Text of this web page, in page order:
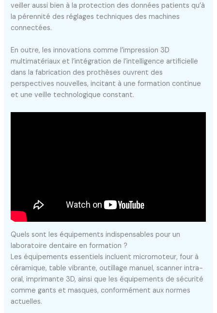
veiller aussi bien à la protection des données patients qu’à
la pérennité des réglages techniques des machines
connectées.
En outre, les innovations comme l’impression 3D
multimatériaux et l’intégration de l’intelligence artificielle
dans la fabrication des prothèses ouvrent des
perspectives nouvelles, incitant à une formation continue
et une veille technologique constant.
Quels sont les équipements indispensables pour un
laboratoire dentaire en formation ?
Les équipements essentiels incluent micromoteur, four à
céramique, table vibrante, outillage manuel, scanner intra-
oral, imprimante 3D, ainsi que les équipements de sécurité
comme gants et masques, conformément aux normes
actuelles.